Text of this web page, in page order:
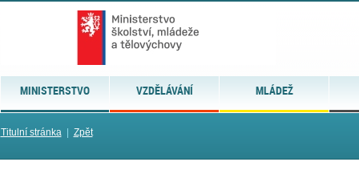
MINISTERSTVO VZDĚLÁVÁNÍ MLÁDEŽ
Titulní stránka| Zpět